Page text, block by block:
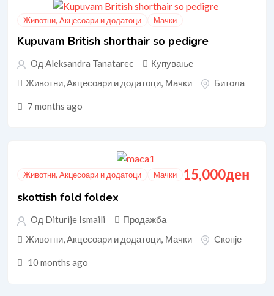
Животни, Акцесоари и додатоци Мачки
Kupuvam British shorthair so pedigre
Од Aleksandra Tanatarec
Купување
Животни, Акцесоари и додатоци, Мачки Битола
7 months ago
Животни, Акцесоари и додатоци Мачки 15,000ден
skottish fold foldex
Од Diturije Ismaili
Продажба
Животни, Акцесоари и додатоци, Мачки Скопје
10 months ago